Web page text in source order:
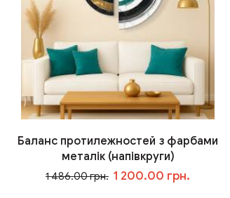
Баланс протилежностей з фарбами
металік (напівкруги)
1 486.00 грн. 1 200.00 грн.